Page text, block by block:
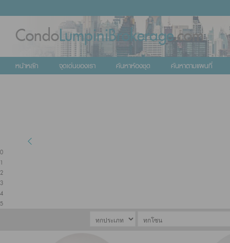
CondoLumpiniBrokerage.com
หน้าหลัก จุดเด่นของเรา ค้นหาห้องชุด ค้นหาตามแผนที่
0
1
2
3
4
5